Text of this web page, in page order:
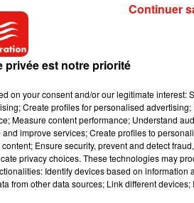
oBg1Wh8jH1
« Don’t worry im a good artist
privée est notre priorité
on your consent and/or our legitimate interest:
Create profiles for personalised advertising;
Measure content performance; Understand
improve services; Create profiles to
Ensure security, prevent and detect
privacy choices. These technologies may
Identify devices based on information
from other data sources; Link different devices;
Continuer